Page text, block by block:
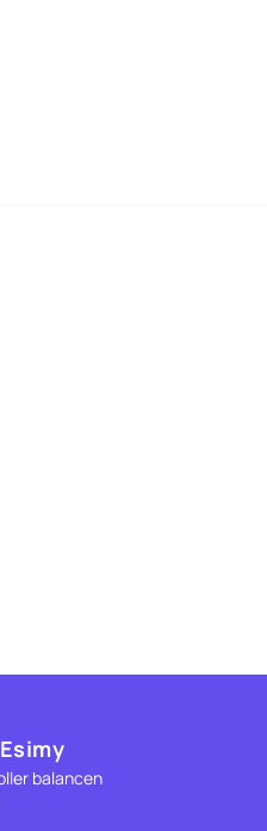
balancen